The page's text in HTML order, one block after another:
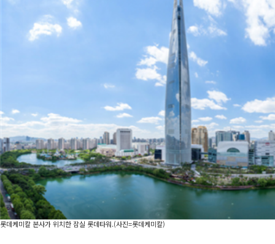
롯데케미칼 본사가 위치한 잠실 롯데타워.(사진=롯데케미칼)